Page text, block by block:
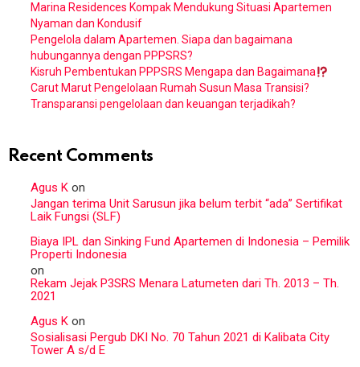
Marina Residences Kompak Mendukung Situasi Apartemen
Nyaman dan Kondusif
Pengelola dalam Apartemen. Siapa dan bagaimana
hubungannya dengan PPPSRS?
Kisruh Pembentukan PPPSRS Mengapa dan Bagaimana
Carut Marut Pengelolaan Rumah Susun Masa Transisi?
Transparansi pengelolaan dan keuangan terjadikah?
Recent Comments
Agus K on
Jangan terima Unit Sarusun jika belum terbit “ada” Sertifikat
Laik Fungsi (SLF)
Biaya IPL dan Sinking Fund Apartemen di Indonesia – Pemilik
Properti Indonesia
on
Rekam Jejak P3SRS Menara Latumeten dari Th. 2013 – Th.
2021
Agus K on
Sosialisasi Pergub DKI No. 70 Tahun 2021 di Kalibata City
Tower A s/d E